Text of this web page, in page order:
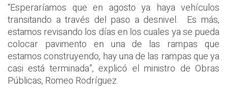
“Esperaríamos que en agosto ya haya vehículos
transitando a través del paso a desnivel. Es más,
estamos revisando los días en los cuales ya se pueda
colocar pavimento en una de las rampas que
estamos construyendo, hay una de las rampas que ya
casi está terminada”, explicó el ministro de Obras
Públicas, Romeo Rodríguez.